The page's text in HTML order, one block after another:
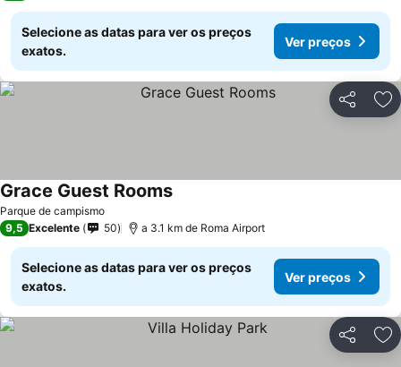
Selecione as datas para ver os preços
exatos.
Ver preços
Partilhar
Parque de campismo
Grace Guest Rooms
9,5 Excelente 50 a 3.1 km de Roma Airport
Selecione as datas para ver os preços
exatos.
Ver preços
Partilhar